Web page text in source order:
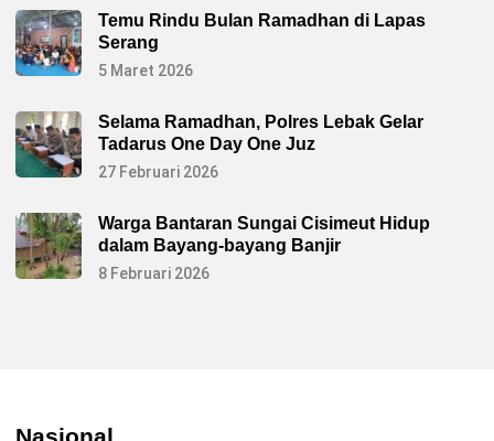
Temu Rindu Bulan Ramadhan di Lapas
Serang
5 Maret 2026
Selama Ramadhan, Polres Lebak Gelar
Tadarus One Day One Juz
27 Februari 2026
Warga Bantaran Sungai Cisimeut Hidup
dalam Bayang-bayang Banjir
8 Februari 2026